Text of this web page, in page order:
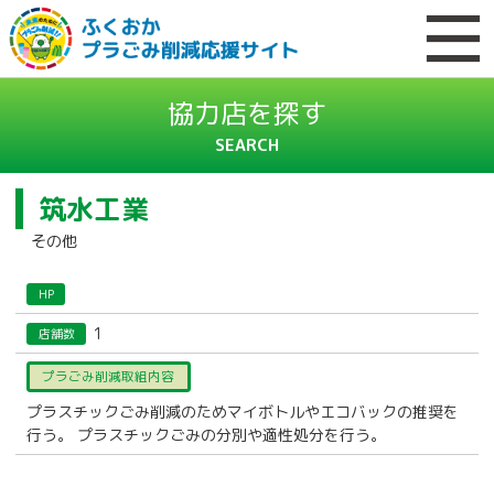
協力店を探す
SEARCH
筑水工業
その他
HP
店舗数 1
プラごみ削減取組内容
プラスチックごみ削減のためマイボトルやエコバックの推奨を
行う。 プラスチックごみの分別や適性処分を行う。